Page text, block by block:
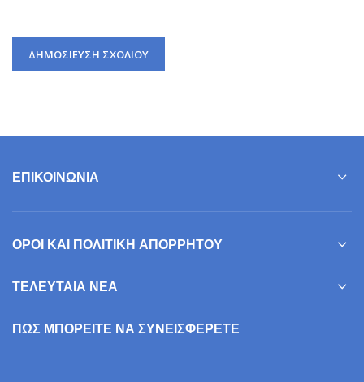
ΕΠΙΚΟΙΝΩΝΊΑ
ΌΡΟΙ ΚΑΙ ΠΟΛΙΤΙΚΉ ΑΠΟΡΡΉΤΟΥ
ΤΕΛΕΥΤΑΊΑ ΝΈΑ
ΠΩΣ ΜΠΟΡΕΊΤΕ ΝΑ ΣΥΝΕΙΣΦΕΡΕΤΕ